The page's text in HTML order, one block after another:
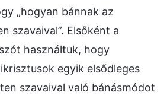
„hogyan bánnak az
szavaival”. Elsőként a
használtuk, hogy
egyik elsődleges
szavaival való bánásmódot